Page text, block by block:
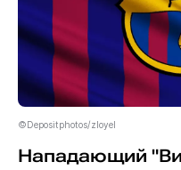
©Depositphotos/zloyel
Нападающий